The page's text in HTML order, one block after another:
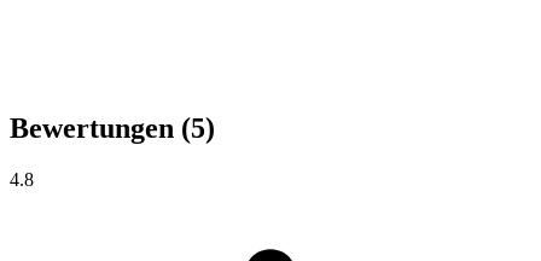
Bewertungen (5)
4.8